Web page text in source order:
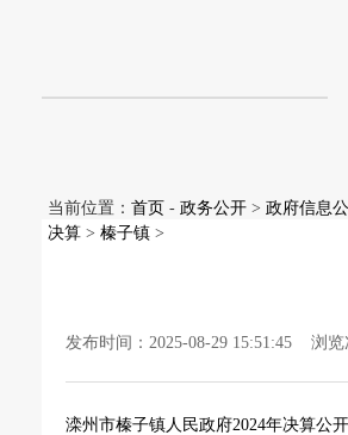
当前位置： 首页 - 政务公开 > 政府信息
决算 > 榛子镇 >
发布时间：2025-08-29 15:51:45 浏览
滦州市榛子镇人民政府2024年决算公